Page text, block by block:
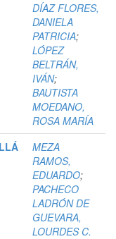
DÍAZ FLORES,
DANIELA
PATRICIA;
LÓPEZ
BELTRÁN,
IVÁN;
BAUTISTA
MOEDANO,
ROSA MARÍA
MEZA
RAMOS,
EDUARDO;
PACHECO
LADRÓN DE
GUEVARA,
LOURDES C.